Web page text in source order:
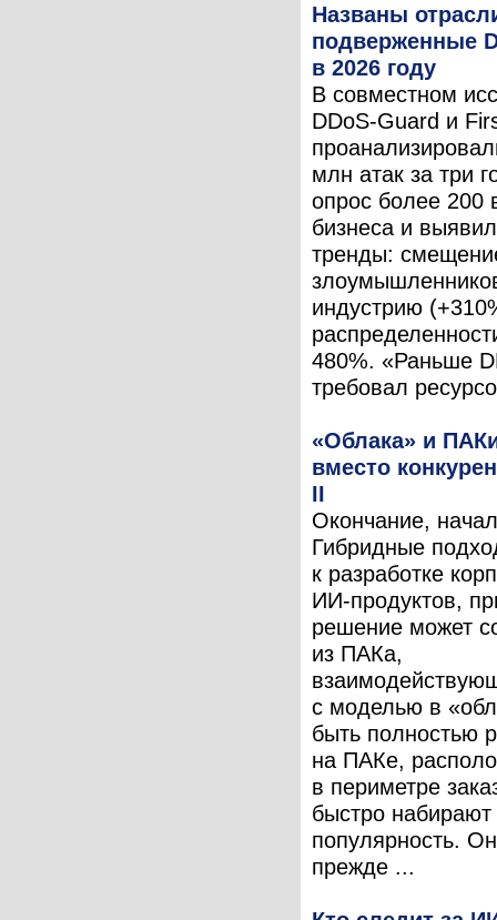
Названы
подверженные
в 2026 году
В совместном
DDoS-Guard и
млн атак за три
опрос более 200
бизнеса и
тренды:
индустрию
480%. «Раньше
требовал
«Облака» и
вместо
II
Окончание,
Гибридные
к разработке
ИИ-продуктов,
решение может
из ПАКа,
с моделью в
быть полностью
на ПАКе,
в периметре
быстро набирают
популярность.
прежде ...